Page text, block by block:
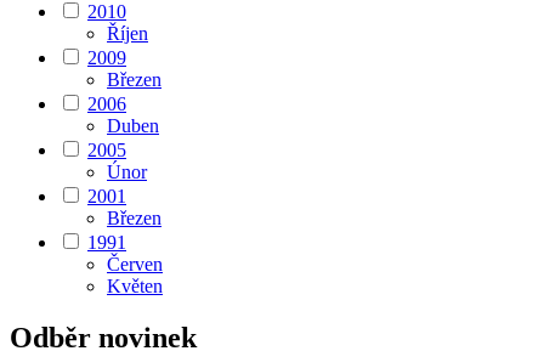
2010
Říjen
2009
Březen
2006
Duben
2005
Únor
2001
Březen
1991
Červen
Květen
Odběr novinek